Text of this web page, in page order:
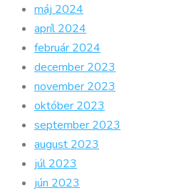
máj 2024
apríl 2024
február 2024
december 2023
november 2023
október 2023
september 2023
august 2023
júl 2023
jún 2023